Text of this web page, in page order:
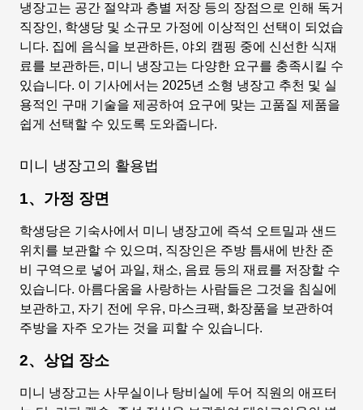
냉장고는 공간 절약과 층별 저장 등의 장점으로 인해 독거
직장인, 학생당 및 소규모 가정에 이상적인 선택이 되었습
니다. 집에 음식을 보관하든, 야외 캠핑 중에 신선한 식재
료를 보관하든, 미니 냉장고는 다양한 요구를 충족시킬 수
있습니다. 이 기사에서는 2025년 소형 냉장고 추천 및 실
용적인 구매 기술을 제공하여 요구에 맞는 고품질 제품을
쉽게 선택할 수 있도록 도와줍니다.
미니 냉장고의 활용법
1、가정 장면
학생당은 기숙사에서 미니 냉장고에 즉석 오트밀과 샌드
위치를 보관할 수 있으며, 직장인은 주방 틈새에 반찬 준
비 구역으로 넣어 과일, 채소, 음료 등의 재료를 저장할 수
있습니다. 아름다움을 사랑하는 사람들은 그것을 침실에
보관하고, 자기 전에 우유, 마스크팩, 화장품을 보관하여
주방을 자주 오가는 것을 피할 수 있습니다.
2、상업 장소
미니 냉장고는 사무실이나 탕비실에 두어 직원의 애프터